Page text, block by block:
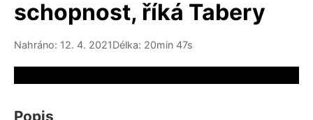
schopnost, říká Tabery
Nahráno: 12. 4. 2021Délka: 20min 47s
Popis